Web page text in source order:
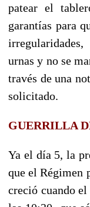
patear el
garantías para
urnas y no se
través de una
solicitado.
GUERRILLA
Ya el día 5, la
que el Régimen
creció cuando